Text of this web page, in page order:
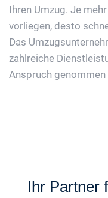
Ihren Umzug. Je
vorliegen, desto
Das
zahlreiche
Anspruch
Ihr Partner